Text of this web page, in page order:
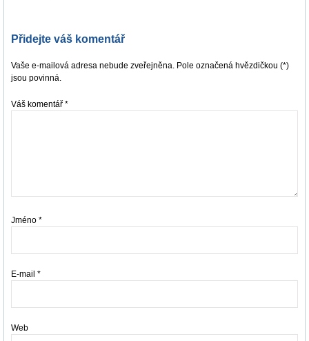
Přidejte váš komentář
Vaše e-mailová adresa nebude zveřejněna. Pole označená hvězdičkou (*)
jsou povinná.
Váš komentář *
Jméno *
E-mail *
Web